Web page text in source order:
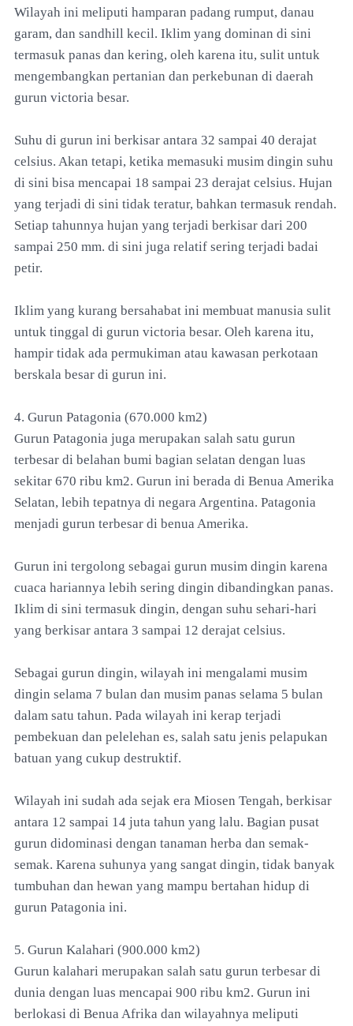
Wilayah ini meliputi hamparan padang rumput, danau
garam, dan sandhill kecil. Iklim yang dominan di sini
termasuk panas dan kering, oleh karena itu, sulit untuk
mengembangkan pertanian dan perkebunan di daerah
gurun victoria besar.
Suhu di gurun ini berkisar antara 32 sampai 40 derajat
celsius. Akan tetapi, ketika memasuki musim dingin suhu
di sini bisa mencapai 18 sampai 23 derajat celsius. Hujan
yang terjadi di sini tidak teratur, bahkan termasuk rendah.
Setiap tahunnya hujan yang terjadi berkisar dari 200
sampai 250 mm. di sini juga relatif sering terjadi badai
petir.
Iklim yang kurang bersahabat ini membuat manusia sulit
untuk tinggal di gurun victoria besar. Oleh karena itu,
hampir tidak ada permukiman atau kawasan perkotaan
berskala besar di gurun ini.
4. Gurun Patagonia (670.000 km2)
Gurun Patagonia juga merupakan salah satu gurun
terbesar di belahan bumi bagian selatan dengan luas
sekitar 670 ribu km2. Gurun ini berada di Benua Amerika
Selatan, lebih tepatnya di negara Argentina. Patagonia
menjadi gurun terbesar di benua Amerika.
Gurun ini tergolong sebagai gurun musim dingin karena
cuaca hariannya lebih sering dingin dibandingkan panas.
Iklim di sini termasuk dingin, dengan suhu sehari-hari
yang berkisar antara 3 sampai 12 derajat celsius.
Sebagai gurun dingin, wilayah ini mengalami musim
dingin selama 7 bulan dan musim panas selama 5 bulan
dalam satu tahun. Pada wilayah ini kerap terjadi
pembekuan dan pelelehan es, salah satu jenis pelapukan
batuan yang cukup destruktif.
Wilayah ini sudah ada sejak era Miosen Tengah, berkisar
antara 12 sampai 14 juta tahun yang lalu. Bagian pusat
gurun didominasi dengan tanaman herba dan semak-
semak. Karena suhunya yang sangat dingin, tidak banyak
tumbuhan dan hewan yang mampu bertahan hidup di
gurun Patagonia ini.
5. Gurun Kalahari (900.000 km2)
Gurun kalahari merupakan salah satu gurun terbesar di
dunia dengan luas mencapai 900 ribu km2. Gurun ini
berlokasi di Benua Afrika dan wilayahnya meliputi